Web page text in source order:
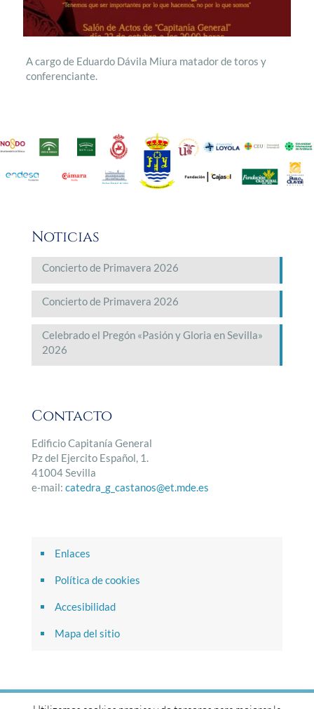
A cargo de Eduardo Dávila Miura matador de toros y
conferenciante.
Noticias
Concierto de Primavera 2026
Concierto de Primavera 2026
Celebrado el Pregón «Pasión y Gloria en Sevilla»
2026
Contacto
Edificio Capitanía General
Pz del Ejercito Español, 1.
41004 Sevilla
e-mail: catedra_g_castanos@et.mde.es
Enlaces
Política de cookies
Accesibilidad
Mapa del sitio